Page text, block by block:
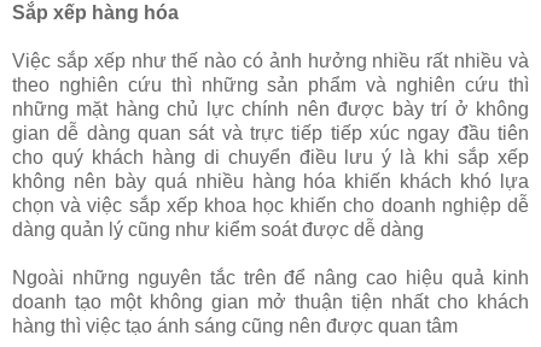
Sắp xếp hàng hóa
Việc sắp xếp như thế nào có ảnh hưởng nhiều rất nhiều và
theo nghiên cứu thì những sản phẩm và nghiên cứu thì
những mặt hàng chủ lực chính nên được bày trí ở không
gian dễ dàng quan sát và trực tiếp tiếp xúc ngay đầu tiên
cho quý khách hàng di chuyển điều lưu ý là khi sắp xếp
không nên bày quá nhiều hàng hóa khiến khách khó lựa
chọn và việc sắp xếp khoa học khiến cho doanh nghiệp dễ
dàng quản lý cũng như kiểm soát được dễ dàng
Ngoài những nguyên tắc trên để nâng cao hiệu quả kinh
doanh tạo một không gian mở thuận tiện nhất cho khách
hàng thì việc tạo ánh sáng cũng nên được quan tâm